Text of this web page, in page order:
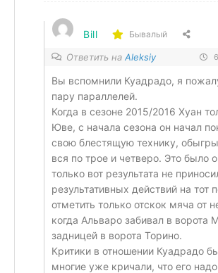
Bill Бывалый
Ответить на Aleksiy
Вы вспомнили Куадрадо, я
пару параллелей.
Когда в сезоне 2015/2016 Хуан
Юве, с начала сезона он начал
свою блестящую технику,
вся по трое и четверо. Это было
только вот результата не
результативных действий на тот
отметить только отскок мяча от
когда Альваро забивал в ворота
задницей в ворота Торино.
Критики в отношении Куадрадо
многие уже кричали, что его надо